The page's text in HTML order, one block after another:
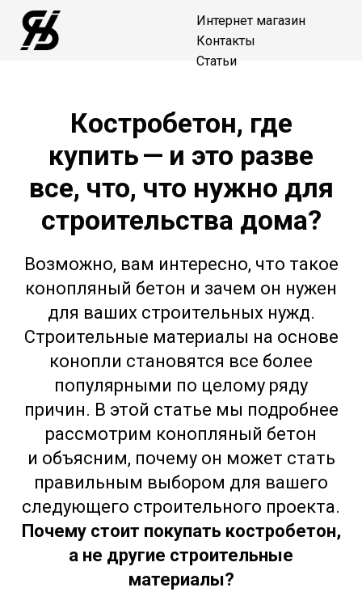
Интернет магазин
Контакты
Статьи
Костробетон, где
купить — и это разве
все, что, что нужно для
строительства дома?
Возможно, вам интересно, что такое
конопляный бетон и зачем он нужен
для ваших строительных нужд.
Строительные материалы на основе
конопли становятся все более
популярными по целому ряду
причин. В этой статье мы подробнее
рассмотрим конопляный бетон
и объясним, почему он может стать
правильным выбором для вашего
следующего строительного проекта.
Почему стоит покупать костробетон,
а не другие строительные
материалы?